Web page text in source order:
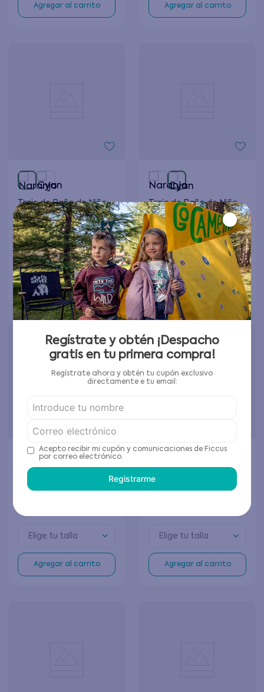
Agregar al carrito Agregar al carrito
Traje de Baño de Niño
Naranjo
$16.990 $8495
Elige tu talla
Agregar al carrito
Traje de Baño de Niño
Cyan
$16.990 $ 8495
Elige tu talla
Agregar al carrito
Sandalia de Niño Negro
Elige tu talla
Agregar al carrito
Sandalia de Niño Azul
Elige tu talla
Agregar al carrito
Regístrate y obtén ¡Despacho
gratis en tu primera compra!
Regístrate ahora y obtén tu cupón exclusivo
directamente e tu email:
Acepto recibir mi cupón y comunicaciones de Ficcus
por correo electrónico.
Registrarme